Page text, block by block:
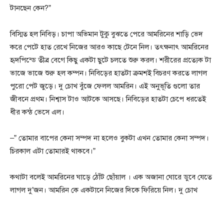
টানছেন কেন?”
বিস্মিত হল নিবিড়। চাপা অভিমান টুকু বুঝতে পেরে আমরিনের শাড়ি ভেদ
করে পেটে হাত রেখে নিজের আরও কাছে টেনে নিল। তৎক্ষনাৎ আমরিনের
হৃদপিন্ডে তীব্র বেগে কিছু একটা ছুটে চলতে শুরু করল। শরীরের প্রত্যেক টা
ভাজে ভাজে শুরু হল কম্পন। নিবিড়ের হাতটা ক্রমশই বিচরণ করতে লাগল
পুরো পেট জুড়ে। দু চোখ বুঁজে ফেলল আমরিন। এই অনুভূতি গুলো তার
জীবনে প্রথম। নিশ্বাস টাও আটকে আসছে। নিবিড়ের হাতটা চেপে ধরতেই
ধীর কন্ঠ ভেসে এল।
–” তোমার বাপের কেনা সম্পদ না হলেও বুকটা এখন তোমার কেনা সম্পদ।
চিরকাল এটা তোমারই থাকবে।”
কথাটা বলেই আমরিনের ঘাড়ে ঠোঁট ছোঁয়াল । এক অজানা ঘোরে ডুবে যেতে
লাগল দু’জন। আমরিন কে একটানে নিজের দিকে ফিরিয়ে নিল। দু চোখ